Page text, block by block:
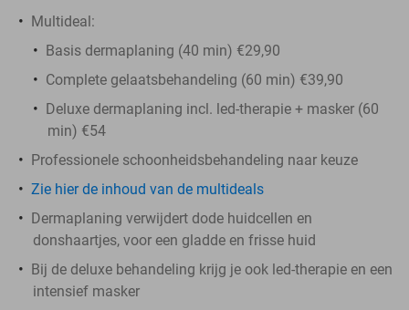
Multideal:
Basis dermaplaning (40 min) €29,90
Complete gelaatsbehandeling (60 min) €39,90
Deluxe dermaplaning incl. led-therapie + masker (60
min) €54
Professionele schoonheidsbehandeling naar keuze
Zie hier de inhoud van de multideals
Dermaplaning verwijdert dode huidcellen en
donshaartjes, voor een gladde en frisse huid
Bij de deluxe behandeling krijg je ook led-therapie en een
intensief masker